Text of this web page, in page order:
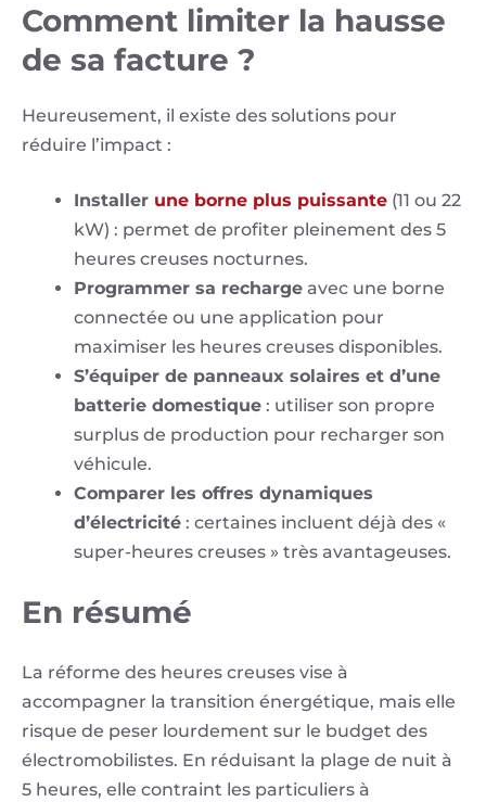
Comment limiter la hausse
de sa facture ?
Heureusement, il existe des solutions pour
réduire l’impact :
Installer une borne plus puissante (11 ou 22
kW) : permet de profiter pleinement des 5
heures creuses nocturnes.
Programmer sa recharge avec une borne
connectée ou une application pour
maximiser les heures creuses disponibles.
S’équiper de panneaux solaires et d’une
batterie domestique : utiliser son propre
surplus de production pour recharger son
véhicule.
Comparer les offres dynamiques
d’électricité : certaines incluent déjà des «
super-heures creuses » très avantageuses.
En résumé
La réforme des heures creuses vise à
accompagner la transition énergétique, mais elle
risque de peser lourdement sur le budget des
électromobilistes. En réduisant la plage de nuit à
5 heures, elle contraint les particuliers à